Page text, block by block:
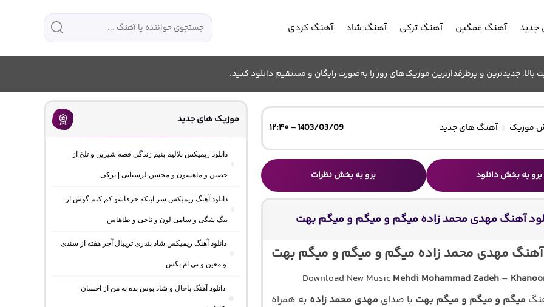
جدید آهنگ غمگین آهنگ ترکی آهنگ شاد آهنگ کردی
جدیدترین و پرطرفدارترین موزیک‌های روز را به‌صورت رایگان و مستقیم دانلود کنید.
موزیک آهنگ های جدید 1403/03/09 - ۱۲:۴۰
برو به بخش دانلود برو به بخش نظرات
آهنگ مهدی محمد زاده میگم و میگم و میگم بهت
آهنگ مهدی محمد زاده میگم و میگم و میگم بهت
Download New Music Mehdi Mohammad Zadeh–
میگم و میگم و میگم بهت با صدای مهدی محمد زاده به همراه
موزیک های جدید
دانلود ریمیکس بلالیم بنیم زندگی قصه شیرین و تلخ از
حصین و ماهسون و محسن لرستانی | ترکی
دانلود آهنگ ریمیکس سر اینکه حرفاشو کم کنم گوش از
بیگ شگی و سامی لون و ناجی و طاهاس
دانلود آهنگ ریمیکس شاد بندری تریبال آخر هفته از سندی
و معین و تی ام بکس
دانلود آهنگ باحال و شاد بوس بده به من از احسان